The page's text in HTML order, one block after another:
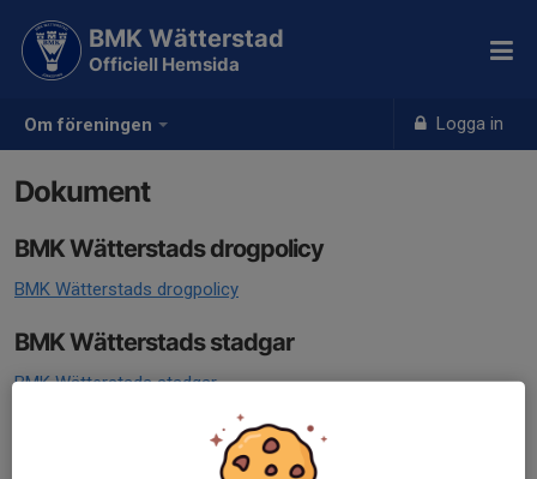
Om föreningen Logga in
BMK Wätterstad
Officiell Hemsida
Dokument
BMK Wätterstads drogpolicy
BMK Wätterstads drogpolicy
BMK Wätterstads stadgar
BMK Wätterstads stadgar